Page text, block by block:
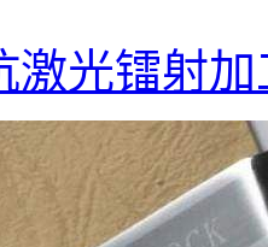
激光镭射加